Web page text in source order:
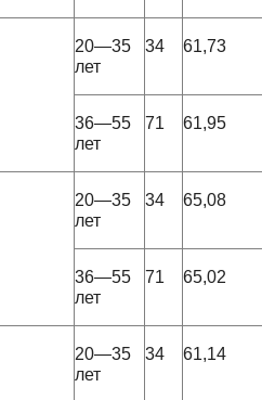
20—35
лет
34 61,73
36—55
лет
71 61,95
20—35
лет
34 65,08
36—55
лет
71 65,02
20—35
лет
34 61,14